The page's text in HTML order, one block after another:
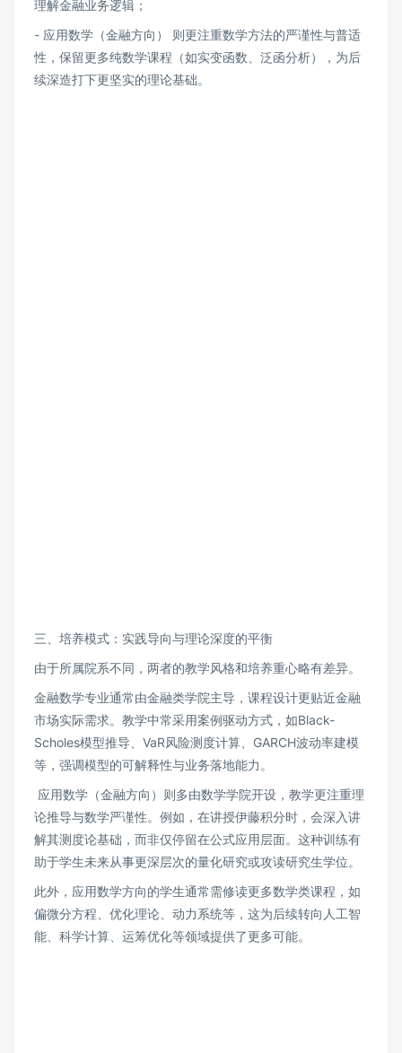
理解金融业务逻辑；
- 应用数学（金融方向） 则更注重数学方法的严谨性与普适
性，保留更多纯数学课程（如实变函数、泛函分析），为后
续深造打下更坚实的理论基础。
三、培养模式：实践导向与理论深度的平衡
由于所属院系不同，两者的教学风格和培养重心略有差异。
金融数学专业通常由金融类学院主导，课程设计更贴近金融
市场实际需求。教学中常采用案例驱动方式，如Black-
Scholes模型推导、VaR风险测度计算、GARCH波动率建模
等，强调模型的可解释性与业务落地能力。
应用数学（金融方向）则多由数学学院开设，教学更注重理
论推导与数学严谨性。例如，在讲授伊藤积分时，会深入讲
解其测度论基础，而非仅停留在公式应用层面。这种训练有
助于学生未来从事更深层次的量化研究或攻读研究生学位。
此外，应用数学方向的学生通常需修读更多数学类课程，如
偏微分方程、优化理论、动力系统等，这为后续转向人工智
能、科学计算、运筹优化等领域提供了更多可能。